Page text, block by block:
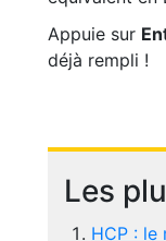
Appuie sur
déjà rempli !
Les
HCP : le